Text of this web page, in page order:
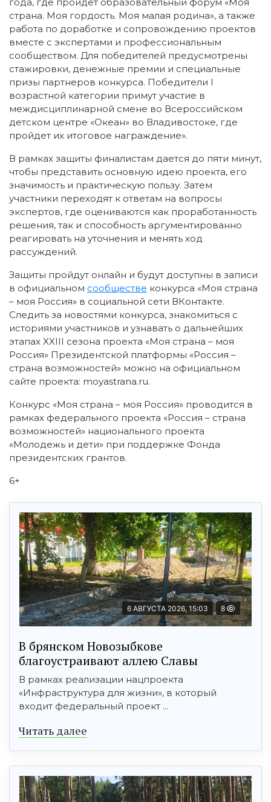
страна. Моя гордость. Моя малая родина», а также
работа по доработке и сопровождению проектов
вместе с экспертами и профессиональным
сообществом. Для победителей предусмотрены
стажировки, денежные премии и специальные
призы партнеров конкурса. Победители I
возрастной категории примут участие в
междисциплинарной смене во Всероссийском
детском центре «Океан» во Владивостоке, где
пройдет их итоговое награждение».
В рамках защиты финалистам дается до пяти минут,
чтобы представить основную идею проекта, его
значимость и практическую пользу. Затем
участники переходят к ответам на вопросы
экспертов, где оцениваются как проработанность
решения, так и способность аргументированно
реагировать на уточнения и менять ход
рассуждений.
Защиты пройдут онлайн и будут доступны в записи
в официальном сообществе конкурса «Моя страна
– моя Россия» в социальной сети ВКонтакте.
Следить за новостями конкурса, знакомиться с
историями участников и узнавать о дальнейших
этапах XXIII сезона проекта «Моя страна – моя
Россия» Президентской платформы «Россия –
страна возможностей» можно на официальном
сайте проекта: moyastrana.ru.
Конкурс «Моя страна – моя Россия» проводится в
рамках федерального проекта «Россия – страна
возможностей» национального проекта
«Молодежь и дети» при поддержке Фонда
президентских грантов.
6+
6 АВГУСТА 2026, 15:03 8
В брянском Новозыбкове
благоустраивают аллею Славы
В рамках реализации нацпроекта
«Инфраструктура для жизни», в который
входит федеральный проект ...
Читать далее